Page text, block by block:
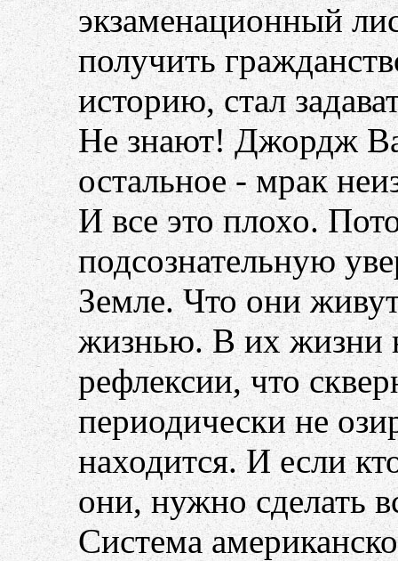
экзаменационный
получить
историю, стал
Не знают! Джордж
остальное - мрак
И все это плохо.
подсознательную
Земле. Что они
жизнью. В их жизни
рефлексии, что
периодически не
находится. И если
они, нужно сделать
Система